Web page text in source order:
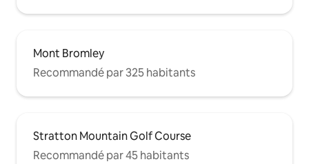
Mont Bromley
Recommandé par 325 habitants
Stratton Mountain Golf Course
Recommandé par 45 habitants